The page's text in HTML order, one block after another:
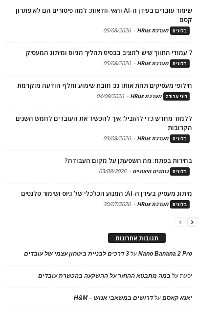
שימור עובדים בעידן ה-AI והאי-וודאות: למה פיטורים הם לא פתרון
קסם
בלוגים מערכת HRus -
05/08/2026
7 עמודי התווך שיש להציב בבסיס תהליך הגיוס ומיתוג המעסיק
בלוגים מערכת HRus -
05/08/2026
חילופי מעסיקים תחת אותו גג: חובת שימוע וחלף הודעה מוקדמת
דיני עבודה מערכת HRus -
04/08/2026
ללמוד מחדש כדי להוביל: איך להכשיר את העובדים לחמש השנים
הקרובות
בלוגים מערכת HRus -
03/08/2026
בחירות בפתח: מה השפעתן על מקום העבודה?
בלוגים כותבים חיצוניים -
03/08/2026
מיתוג מעסיק בעידן ה-AI: המנוע הכלכלי של גיוס ושימור טלנטים
בלוגים מערכת HRus -
30/07/2026
תגובות אחרונות
Nano Banana 2 Proעל 3 דרכים לבניית ביטחון עצמי של עובדים
יפעתעל במה מתבטא ההחזר על ההשקעה בהכשרת עובדים
יאנא קאסםעלדרושים במשאבי אנוש – H&M